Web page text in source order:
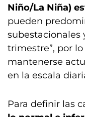
Niño/La Niña)
pueden
subestacionales
trimestre”, por
mantenerse
en la escala
Para definir las